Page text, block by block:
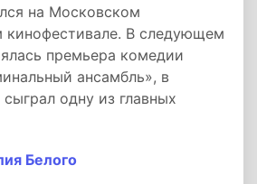
на Московском
В следующем
премьера комедии
ансамбль», в
одну из главных
Белого